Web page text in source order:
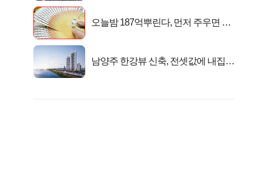
오늘밤 187억뿌린다, 먼저 주우면 최
남양주 한강뷰 신축, 전셋값에 내집마